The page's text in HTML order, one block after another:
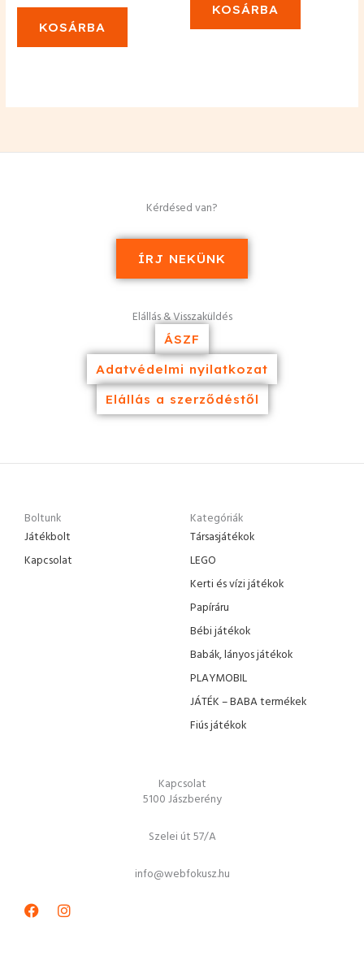
KOSÁRBA
KOSÁRBA
Kérdésed van?
ÍRJ NEKÜNK
Elállás & Visszaküldés
ÁSZF
Adatvédelmi nyilatkozat
Elállás a szerződéstől
Boltunk
Játékbolt
Kapcsolat
Kategóriák
Társasjátékok
LEGO
Kerti és vízi játékok
Papíráru
Bébi játékok
Babák, lányos játékok
PLAYMOBIL
JÁTÉK – BABA termékek
Fiús játékok
Kapcsolat
5100 Jászberény
Szelei út 57/A
info@webfokusz.hu
FacebookInstagram